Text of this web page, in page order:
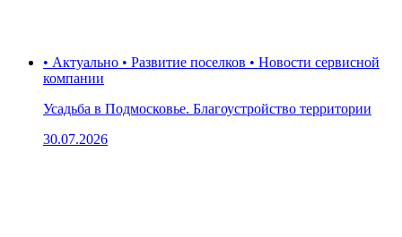
• Актуально • Развитие поселков • Новости сервисной
компании
Усадьба в Подмосковье. Благоустройство территории
30.07.2026